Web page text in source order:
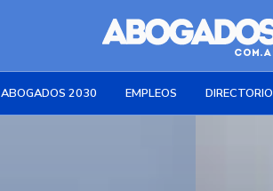
ABOGADOS 2030 EMPLEOS DIRECTORIO